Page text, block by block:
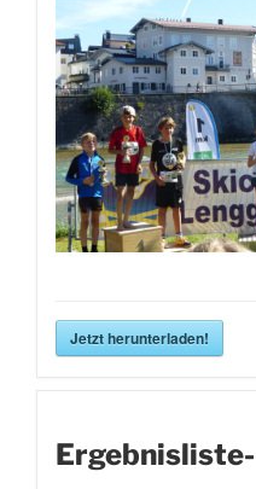
Jetzt herunterladen!
Ergebnisliste-